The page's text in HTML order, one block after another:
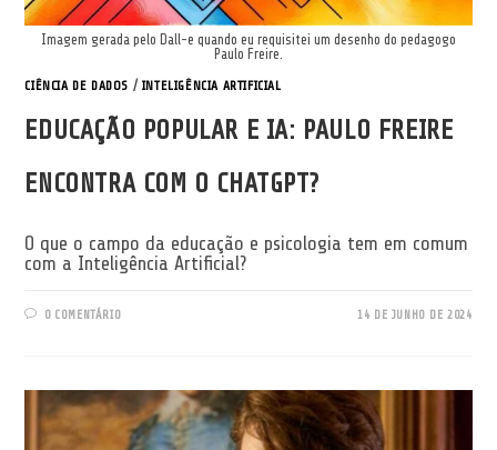
Imagem gerada pelo Dall-e quando eu requisitei um desenho do pedagogo
Paulo Freire.
CIÊNCIA DE DADOS / INTELIGÊNCIA ARTIFICIAL
EDUCAÇÃO POPULAR E IA: PAULO FREIRE
ENCONTRA COM O CHATGPT?
O que o campo da educação e psicologia tem em comum
com a Inteligência Artificial?
0 COMENTÁRIO 14 DE JUNHO DE 2024